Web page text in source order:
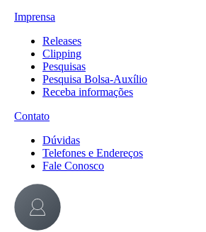
Imprensa
Releases
Clipping
Pesquisas
Pesquisa Bolsa-Auxílio
Receba informações
Contato
Dúvidas
Telefones e Endereços
Fale Conosco